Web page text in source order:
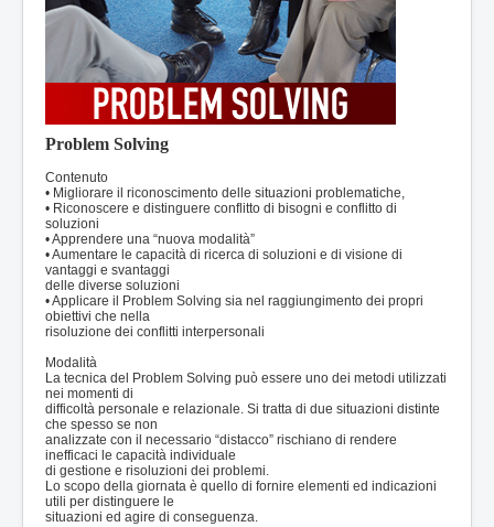
Problem Solving
Contenuto
• Migliorare il riconoscimento delle situazioni problematiche,
• Riconoscere e distinguere conflitto di bisogni e conflitto di
soluzioni
• Apprendere una “nuova modalità”
• Aumentare le capacità di ricerca di soluzioni e di visione di
vantaggi e svantaggi
delle diverse soluzioni
• Applicare il Problem Solving sia nel raggiungimento dei propri
obiettivi che nella
risoluzione dei conflitti interpersonali
Modalità
La tecnica del Problem Solving può essere uno dei metodi utilizzati
nei momenti di
difficoltà personale e relazionale. Si tratta di due situazioni distinte
che spesso se non
analizzate con il necessario “distacco” rischiano di rendere
inefficaci le capacità individuale
di gestione e risoluzioni dei problemi.
Lo scopo della giornata è quello di fornire elementi ed indicazioni
utili per distinguere le
situazioni ed agire di conseguenza.